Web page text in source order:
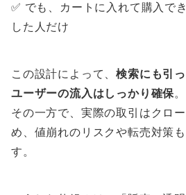
✅ でも、カートに入れて購入で
した人だけ
この設計によって、検索にも引
ユーザーの流入はしっかり確保。
その一方で、実際の取引はクロ
め、値崩れのリスクや転売対策
す。